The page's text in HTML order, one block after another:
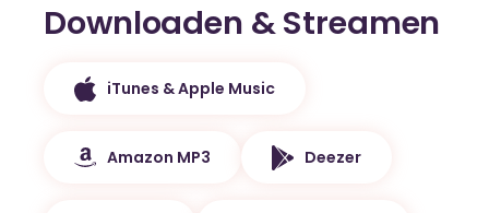
Downloaden & Streamen
iTunes & Apple Music
Amazon MP3 Deezer